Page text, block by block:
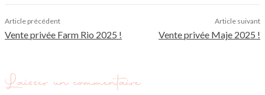
Article précédent
Vente privée Farm Rio 2025 !
Article suivant
Vente privée Maje 2025 !
Laisser un commentaire